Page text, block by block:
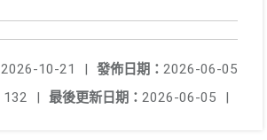
發佈日期： 2026-06-05
2026-10-21
|
最後更新日期： 2026-06-05 |
132 |